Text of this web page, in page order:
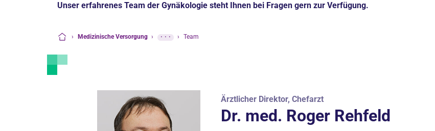
Unser erfahrenes Team der Gynäkologie steht Ihnen bei Fragen gern zur Verfügung.
› Medizinische Versorgung › ··· › Team
Ärztlicher Direktor, Chefarzt
Dr. med. Roger Rehfeld